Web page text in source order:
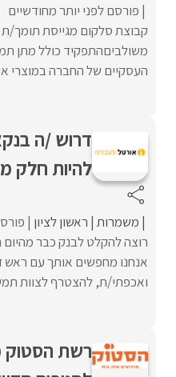
פורסם לפני יותר מחודשיים
קבוצת סלקום מגייסת תומך/ת
משולביםהתפקיד כולל מתן
העסקיים של החברה במוצרי
דרוש /ה
להיות חלק
משמרות ראשון לציון
רוצה להקלט לבנק כבר
אנחנו מחפשים אותך עם ראש
ואכפתי/ת, להצטרף לצוות
רשת הסטוק